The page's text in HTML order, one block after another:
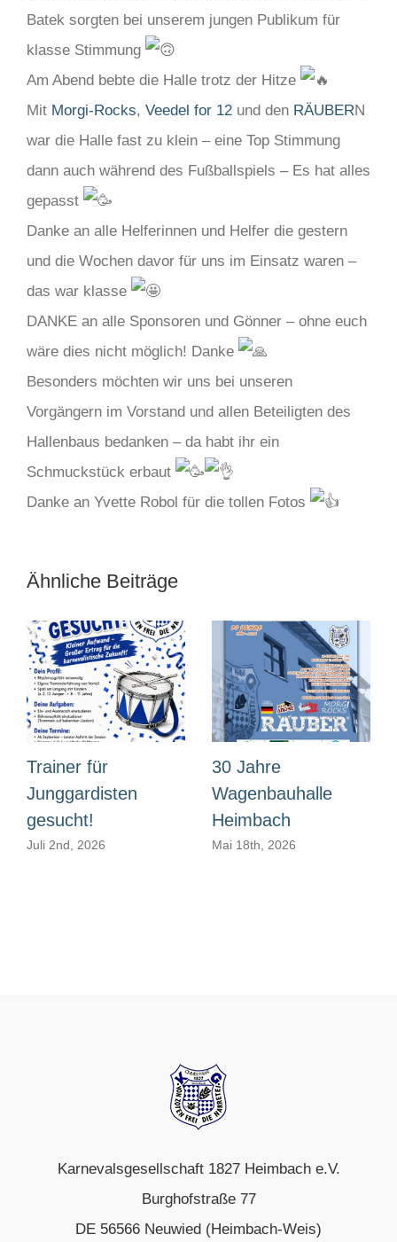
Batek sorgten bei unserem jungen Publikum für
klasse Stimmung
Am Abend bebte die Halle trotz der Hitze
Mit Morgi-Rocks, Veedel for 12 und den RÄUBERN
war die Halle fast zu klein – eine Top Stimmung
dann auch während des Fußballspiels – Es hat alles
gepasst
Danke an alle Helferinnen und Helfer die gestern
und die Wochen davor für uns im Einsatz waren –
das war klasse
DANKE an alle Sponsoren und Gönner – ohne euch
wäre dies nicht möglich! Danke
Besonders möchten wir uns bei unseren
Vorgängern im Vorstand und allen Beteiligten des
Hallenbaus bedanken – da habt ihr ein
Schmuckstück erbaut
Danke an Yvette Robol für die tollen Fotos
Ähnliche Beiträge
Trainer für
Junggardisten
gesucht!
Juli 2nd, 2026
30 Jahre
Wagenbauhalle
Heimbach
Mai 18th, 2026
Karnevalsgesellschaft 1827 Heimbach e.V.
Burghofstraße 77
DE 56566 Neuwied (Heimbach-Weis)